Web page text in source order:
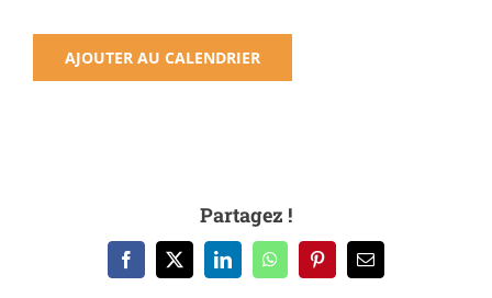
AJOUTER AU CALENDRIER
Partagez !
Facebook
X LinkedInWhatsAppPinterestEmail